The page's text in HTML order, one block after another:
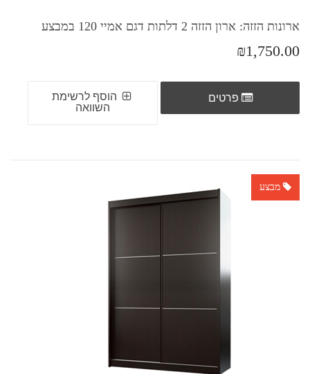
ארונות הזזה: ארון הזזה 2 דלתות דגם אמיי 120 במבצע
₪1,750.00
פרטים
הוסף לרשימת
השוואה
מבצע